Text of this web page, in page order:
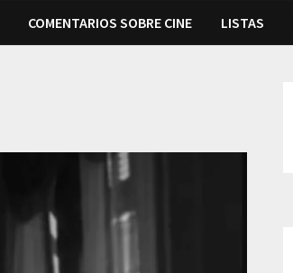
COMENTARIOS SOBRE CINE LISTAS